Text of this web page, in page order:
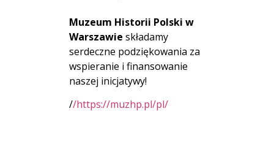
Muzeum Historii Polski w
Warszawie składamy
serdeczne podziękowania za
wspieranie i finansowanie
naszej inicjatywy!
//https://muzhp.pl/pl/